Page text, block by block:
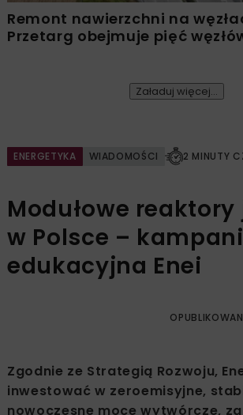
Remont nawierzchni na
Przetarg obejmuje pięć
Załaduj więcej...
ENERGETYKA WIADOMOŚCI 2 MINUTY
Modułowe
w Polsce –
edukacyjna Enei
Zgodnie ze Strategią Rozwoju,
inwestować w zeroemisyjne,
nowoczesne moce wytwórcze,